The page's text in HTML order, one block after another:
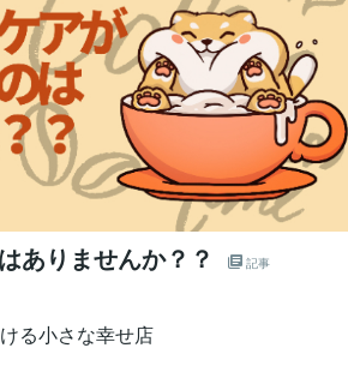
ありませんか？？ 記事
る小さな幸せ店